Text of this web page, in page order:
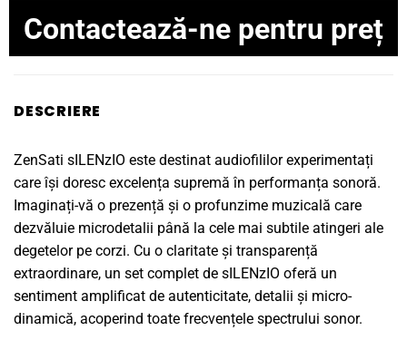
Contactează-ne pentru preț
DESCRIERE
ZenSati sILENzIO este destinat audiofililor experimentați
care își doresc excelența supremă în performanța sonoră.
Imaginați-vă o prezență și o profunzime muzicală care
dezvăluie microdetalii până la cele mai subtile atingeri ale
degetelor pe corzi. Cu o claritate și transparență
extraordinare, un set complet de sILENzIO oferă un
sentiment amplificat de autenticitate, detalii și micro-
dinamică, acoperind toate frecvențele spectrului sonor.